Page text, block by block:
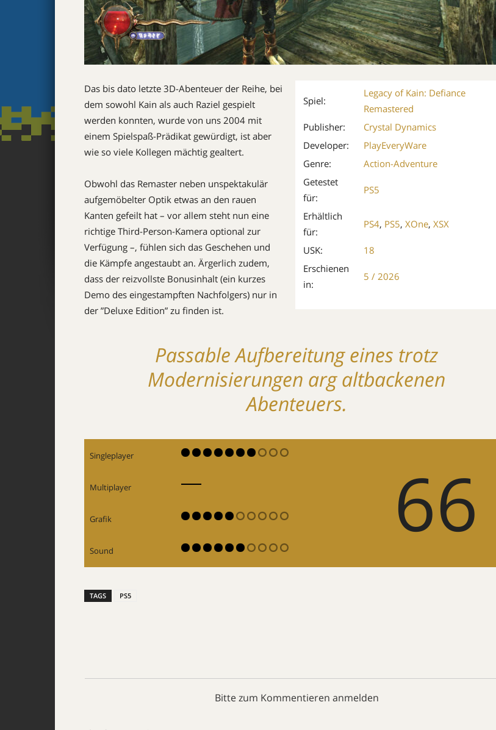
Spiel:
Legacy of Kain: Defiance
Remastered
Publisher:
Crystal Dynamics
Developer:
PlayEveryWare
Genre:
Action-Adventure
Getestet
für:
PS5
Erhältlich
für:
PS4, PS5, XOne, XSX
USK:
18
Erschienen
in:
5 / 2026
Das bis dato letzte 3D-Abenteuer der Reihe, bei
dem sowohl Kain als auch Raziel gespielt
werden konnten, wurde von uns 2004 mit
einem Spielspaß-Prädikat gewürdigt, ist aber
wie so viele Kollegen mächtig gealtert.
Obwohl das Remaster neben unspektakulär
aufgemöbelter Optik etwas an den rauen
Kanten gefeilt hat – vor allem steht nun eine
richtige Third-Person-Kamera optional zur
Verfügung –, fühlen sich das Geschehen und
die Kämpfe angestaubt an. Ärgerlich zudem,
dass der reizvollste Bonusinhalt (ein kurzes
Demo des eingestampften Nachfolgers) nur in
der ”Deluxe Edition” zu finden ist.
Passable Aufbereitung eines trotz
Modernisierungen arg altbackenen
Abenteuers.
Singleplayer 66
Multiplayer
Grafik
Sound
TAGS PS5
Bitte zum Kommentieren anmelden